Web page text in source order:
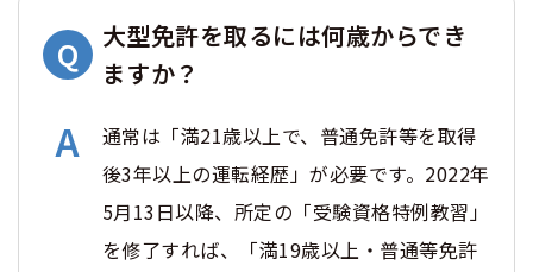
大型免許を取るには何歳からでき
ますか？
通常は「満21歳以上で、普通免許等を取得
後3年以上の運転経歴」が必要です。2022年
5月13日以降、所定の「受験資格特例教習」
を修了すれば、「満19歳以上・普通等免許